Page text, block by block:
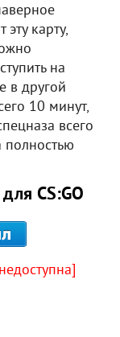
карту,
на
в другой
10 минут,
всего
полностью
CS:GO